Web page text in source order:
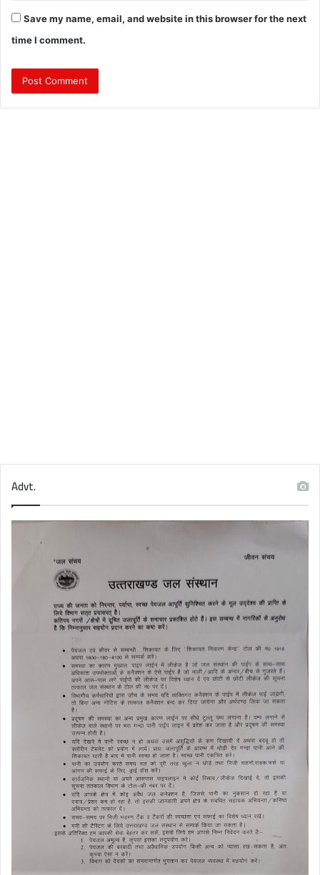
Save my name, email, and website in this browser for the next
time I comment.
Advt.